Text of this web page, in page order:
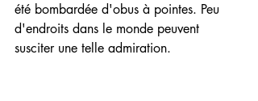
été bombardée d'obus à pointes. Peu
d'endroits dans le monde peuvent
susciter une telle admiration.